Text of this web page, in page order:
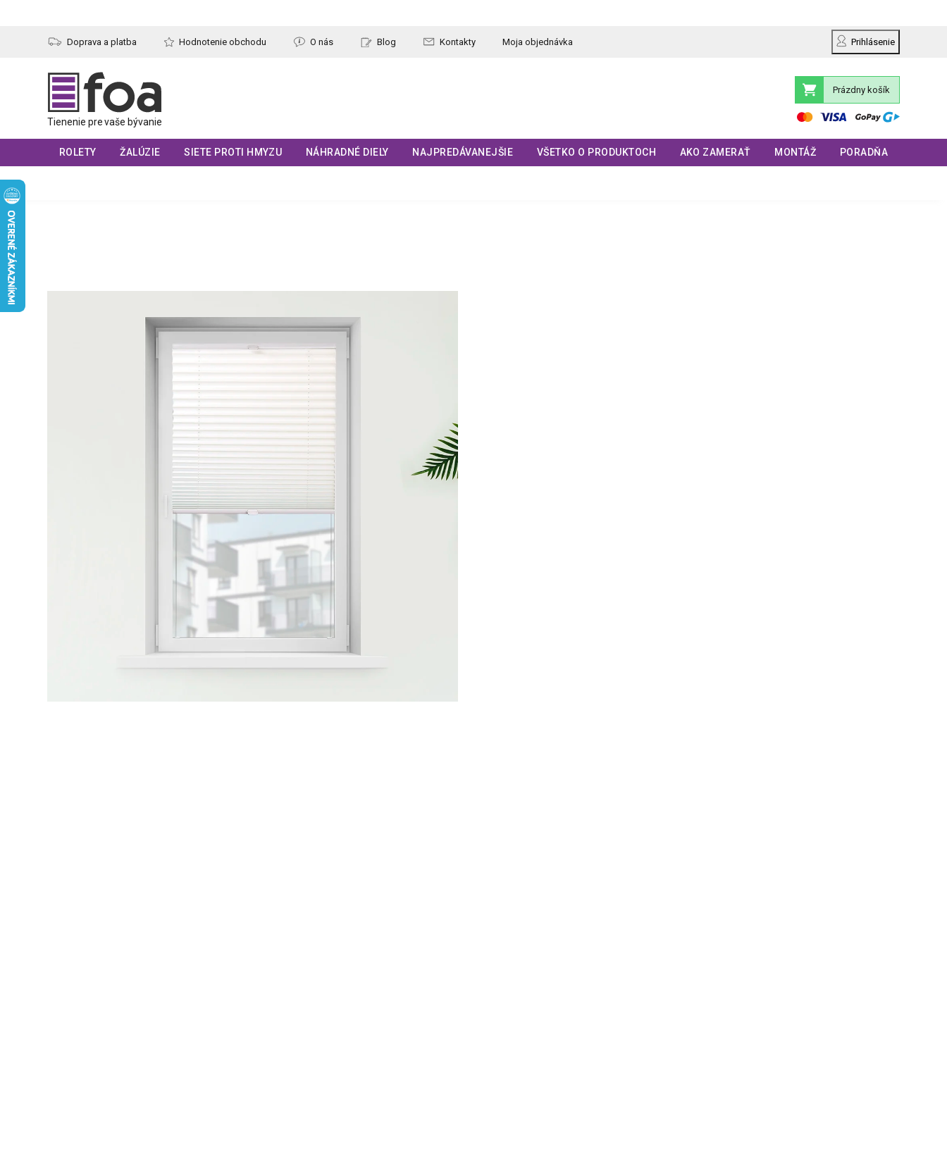
Doprava a platba Hodnotenie obchodu O nás Blog Kontakty Moja objednávka Prihlásenie
Nákupný
košík
Prázdny košík
ROLETY ŽALÚZIE SIETE PROTI HMYZU NÁHRADNÉ DIELY NAJPREDÁVANEJŠIE VŠETKO O PRODUKTOCH AKO ZAMERAŤ MONTÁŽ PORADŇA